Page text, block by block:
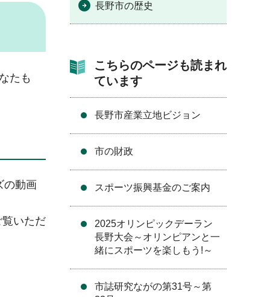
たも
の動画
覧いただ
長野市の歴史
こちらのページも読まれ
ています
長野市産業立地ビジョン
市の財政
スポーツ振興基金のご案内
2025オリンピックデーラン
長野大会～オリンピアンと一
緒にスポーツを楽しもう!～
市誌研究ながの第31号～第